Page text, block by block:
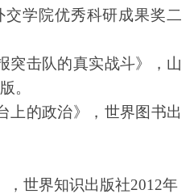
交学院优秀科研成果奖二
突击队的真实战斗》，山
。
上的政治》，世界图书出
，世界知识出版社2012年